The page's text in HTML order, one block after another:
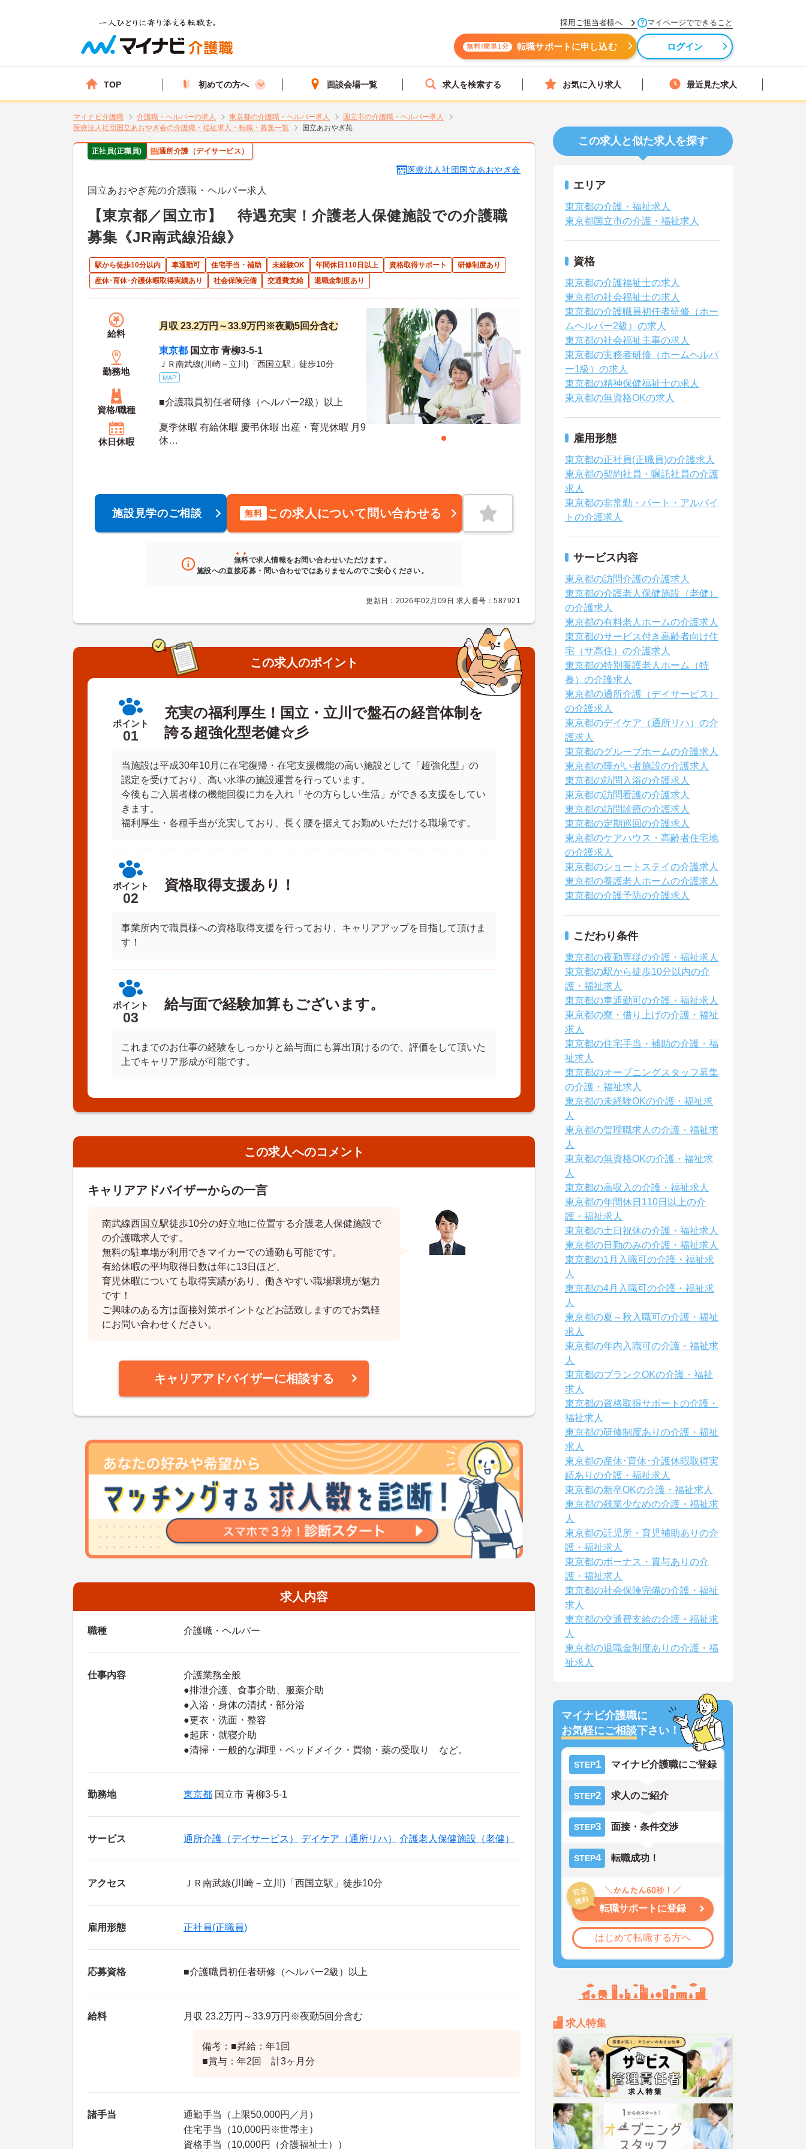
採用ご担当者様へ マイページでできること
無料!簡単1分 転職サポートに申し込む ログイン
TOP 初めての方へ 面談会場一覧 求人を検索する お気に入り求人 最近見た求人
マイナビ介護職 介護職・ヘルパーの求人 東京都の介護職・ヘルパー求人
国立市の介護職・ヘルパー求人
医療法人社団国立あおやぎ会の介護職・福祉求人・転職・募集一覧
国立あおやぎ苑
正社員(正職員) 通所介護（デイサービス）
医療法人社団国立あおやぎ会
国立あおやぎ苑の介護職・ヘルパー求人
【東京都／国立市】 待遇充実！介護老人保健施設での介護職
募集《JR南武線沿線》
駅から徒歩10分以内 車通勤可 住宅手当・補助 未経験OK 年間休日110日以上 資格取得サポート
研修制度あり
産休･育休･介護休暇取得実績あり
社会保険完備 交通費支給 退職金制度あり
給料
月収 23.2万円～33.9万円※夜勤5回分含む
勤務地
東京都 国立市 青柳3-5-1
ＪＲ南武線(川崎－立川)「西国立駅」徒歩10分
MAP
資格/職種
■介護職員初任者研修（ヘルパー2級）以上
休日休暇
夏季休暇 有給休暇 慶弔休暇 出産・育児休暇 月9
休
施設見学のご相談 無料 この求人について問い合わせる
無料で求人情報をお問い合わせいただけます。
施設への直接応募・問い合わせではありませんのでご安心ください。
更新日：2026年02月09日 求人番号：587921
この求人のポイント
ポイント
01
充実の福利厚生！国立・立川で盤石の経営体制を
誇る超強化型老健☆彡
当施設は平成30年10月に在宅復帰・在宅支援機能の高い施設として「超強化型」の
認定を受けており、高い水準の施設運営を行っています。
今後もご入居者様の機能回復に力を入れ「その方らしい生活」ができる支援をしてい
きます。
福利厚生・各種手当が充実しており、長く腰を据えてお勤めいただける職場です。
ポイント
02
資格取得支援あり！
事業所内で職員様への資格取得支援を行っており、キャリアアップを目指して頂けま
す！
ポイント
03
給与面で経験加算もございます。
これまでのお仕事の経験をしっかりと給与面にも算出頂けるので、評価をして頂いた
上でキャリア形成が可能です。
この求人へのコメント
キャリアアドバイザーからの一言
南武線西国立駅徒歩10分の好立地に位置する介護老人保健施設で
の介護職求人です。
無料の駐車場が利用できマイカーでの通勤も可能です。
有給休暇の平均取得日数は年に13日ほど、
育児休暇についても取得実績があり、働きやすい職場環境が魅力
です！
ご興味のある方は面接対策ポイントなどお話致しますのでお気軽
にお問い合わせください。
キャリアアドバイザーに相談する
求人内容
職種 介護職・ヘルパー
仕事内容
介護業務全般
●排泄介護、食事介助、服薬介助
●入浴・身体の清拭・部分浴
●更衣・洗面・整容
●起床・就寝介助
●清掃・一般的な調理・ベッドメイク・買物・薬の受取り など。
勤務地 東京都 国立市 青柳3-5-1
サービス 通所介護（デイサービス） デイケア（通所リハ） 介護老人保健施設（老健）
アクセス ＪＲ南武線(川崎－立川)「西国立駅」徒歩10分
雇用形態 正社員(正職員)
応募資格 ■介護職員初任者研修（ヘルパー2級）以上
給料 月収 23.2万円～33.9万円※夜勤5回分含む
備考：■昇給：年1回
■賞与：年2回 計3ヶ月分
諸手当
通勤手当（上限50,000円／月）
住宅手当（10,000円※世帯主）
資格手当（10,000円（介護福祉士））
この求人と似た求人を探す
エリア
東京都の介護・福祉求人
東京都国立市の介護・福祉求人
資格
東京都の介護福祉士の求人
東京都の社会福祉士の求人
東京都の介護職員初任者研修（ホー
ムヘルパー2級）の求人
東京都の社会福祉主事の求人
東京都の実務者研修（ホームヘルパ
ー1級）の求人
東京都の精神保健福祉士の求人
東京都の無資格OKの求人
雇用形態
東京都の正社員(正職員)の介護求人
東京都の契約社員・嘱託社員の介護
求人
東京都の非常勤・パート・アルバイ
トの介護求人
サービス内容
東京都の訪問介護の介護求人
東京都の介護老人保健施設（老健）
の介護求人
東京都の有料老人ホームの介護求人
東京都のサービス付き高齢者向け住
宅（サ高住）の介護求人
東京都の特別養護老人ホーム（特
養）の介護求人
東京都の通所介護（デイサービス）
の介護求人
東京都のデイケア（通所リハ）の介
護求人
東京都のグループホームの介護求人
東京都の障がい者施設の介護求人
東京都の訪問入浴の介護求人
東京都の訪問看護の介護求人
東京都の訪問診療の介護求人
東京都の定期巡回の介護求人
東京都のケアハウス・高齢者住宅地
の介護求人
東京都のショートステイの介護求人
東京都の養護老人ホームの介護求人
東京都の介護予防の介護求人
こだわり条件
東京都の夜勤専従の介護・福祉求人
東京都の駅から徒歩10分以内の介
護・福祉求人
東京都の車通勤可の介護・福祉求人
東京都の寮・借り上げの介護・福祉
求人
東京都の住宅手当・補助の介護・福
祉求人
東京都のオープニングスタッフ募集
の介護・福祉求人
東京都の未経験OKの介護・福祉求
人
東京都の管理職求人の介護・福祉求
人
東京都の無資格OKの介護・福祉求
人
東京都の高収入の介護・福祉求人
東京都の年間休日110日以上の介
護・福祉求人
東京都の土日祝休の介護・福祉求人
東京都の日勤のみの介護・福祉求人
東京都の1月入職可の介護・福祉求
人
東京都の4月入職可の介護・福祉求
人
東京都の夏～秋入職可の介護・福祉
求人
東京都の年内入職可の介護・福祉求
人
東京都のブランクOKの介護・福祉
求人
東京都の資格取得サポートの介護・
福祉求人
東京都の研修制度ありの介護・福祉
求人
東京都の産休･育休･介護休暇取得実
績ありの介護・福祉求人
東京都の新卒OKの介護・福祉求人
東京都の残業少なめの介護・福祉求
人
東京都の託児所・育児補助ありの介
護・福祉求人
東京都のボーナス・賞与ありの介
護・福祉求人
東京都の社会保険完備の介護・福祉
求人
東京都の交通費支給の介護・福祉求
人
東京都の退職金制度ありの介護・福
祉求人
マイナビ介護職に
お気軽にご相談下さい！
STEP1 マイナビ介護職にご登録
STEP2 求人のご紹介
STEP3 面接・条件交渉
STEP4 転職成功！
転職サポートに登録
はじめて転職する方へ
求人特集